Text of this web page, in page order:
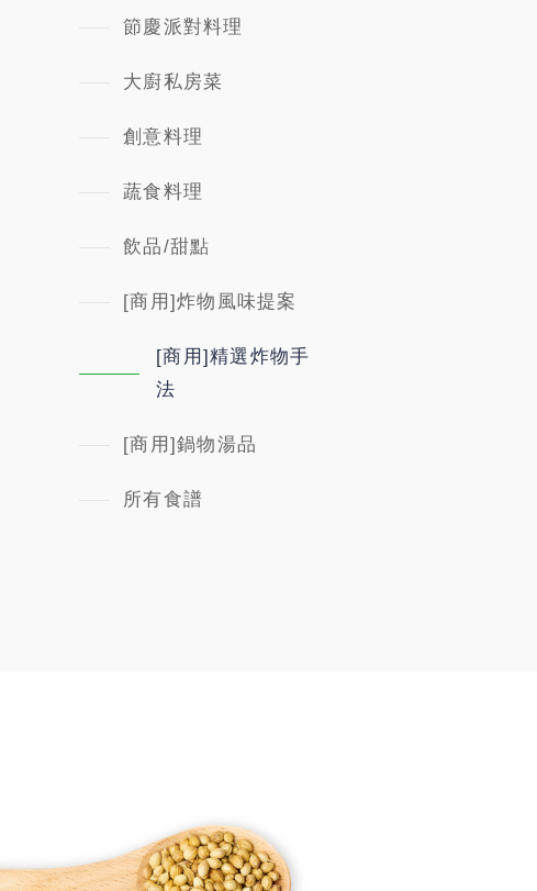
節慶派對料理
大廚私房菜
創意料理
蔬食料理
飲品/甜點
[商用]炸物風味提案
[商用]精選炸物手
法
[商用]鍋物湯品
所有食譜